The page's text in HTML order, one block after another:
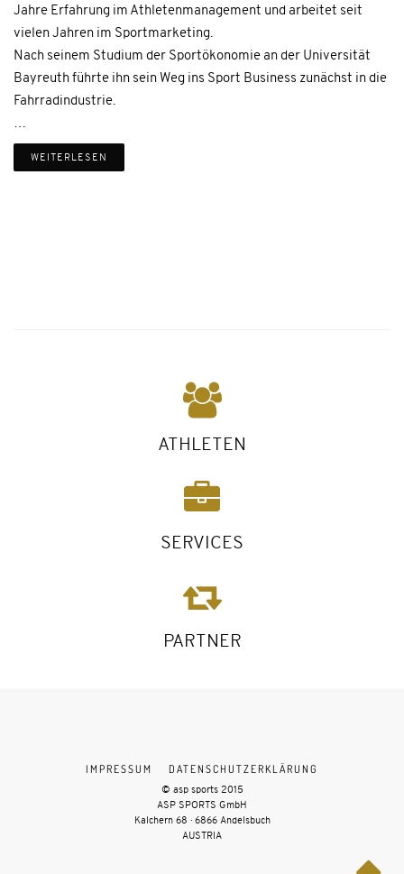
Jahre Erfahrung im Athletenmanagement und arbeitet seit
vielen Jahren im Sportmarketing.
Nach seinem Studium der Sportökonomie an der Universität
Bayreuth führte ihn sein Weg ins Sport Business zunächst in die
Fahrradindustrie.
…
WEITERLESEN
ATHLETEN
SERVICES
PARTNER
IMPRESSUM DATENSCHUTZERKLÄRUNG
© asp sports 2015
ASP SPORTS GmbH
Kalchern 68 · 6866 Andelsbuch
AUSTRIA